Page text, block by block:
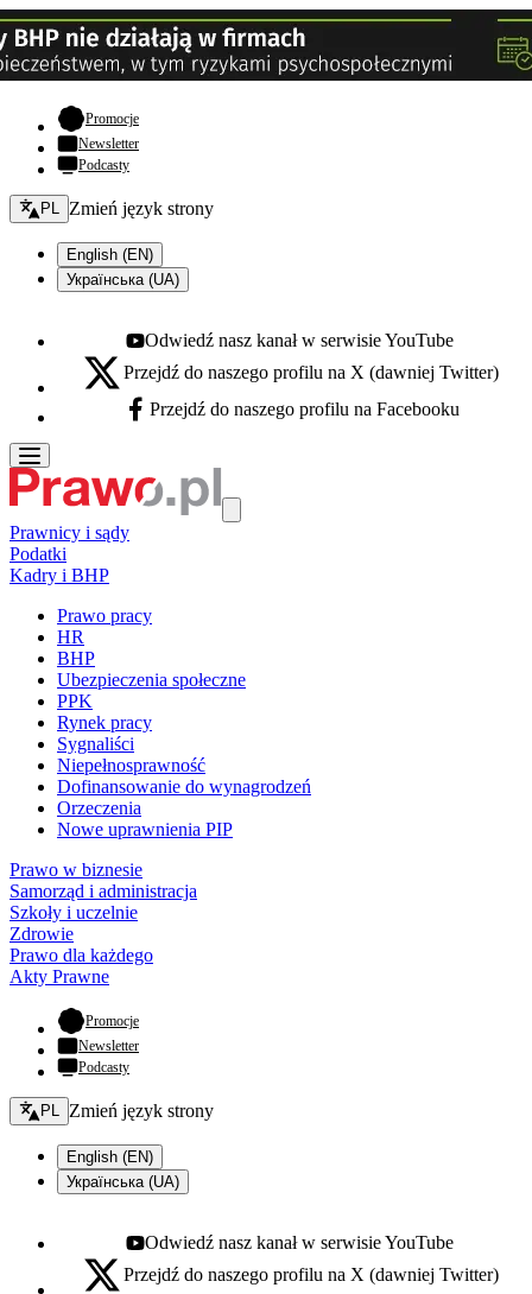
Promocje- otwiera się w nowej karcie
Newsletter
Podcasty
Zmień język - bieżący:
PL Zmień język strony
English (EN)
Українська (UA)
Youtube - otwiera się w nowej karcie
Odwiedź nasz kanał w serwisie YouTube
X - otwiera się w nowej karcie
Przejdź do naszego profilu na X (dawniej Twitter)
Facebook - otwiera się w nowej karcie
Przejdź do naszego profilu na Facebooku
Prawnicy i sądy
Podatki
Kadry i BHP
Prawo pracy
HR
BHP
Ubezpieczenia społeczne
PPK
Rynek pracy
Sygnaliści
Niepełnosprawność
Dofinansowanie do wynagrodzeń
Orzeczenia
Nowe uprawnienia PIP
Prawo w biznesie
Samorząd i administracja
Szkoły i uczelnie
Zdrowie
Prawo dla każdego
Akty Prawne
Promocje- otwiera się w nowej karcie
Newsletter
Podcasty
Zmień język - bieżący:
PL Zmień język strony
English (EN)
Українська (UA)
Youtube - otwiera się w nowej karcie
Odwiedź nasz kanał w serwisie YouTube
X - otwiera się w nowej karcie
Przejdź do naszego profilu na X (dawniej Twitter)